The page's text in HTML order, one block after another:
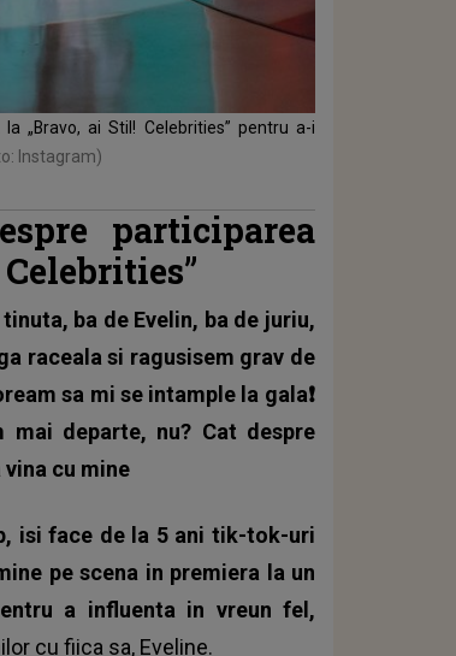
„Bravo, ai Stil! Celebrities” pentru a-i
Instagram)
participarea
ba de Evelin, ba de juriu,
raceala si ragusisem grav de
sa mi se intample la gala❗️
mai departe, nu? Cat despre
cu mine
isi face de la 5 ani tik-tok-uri
pe scena in premiera la un
a influenta in vreun fel,
cu fiica sa, Eveline.